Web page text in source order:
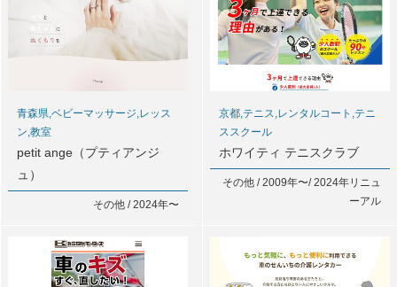
青森県,ベビーマッサージ,レッス
ン,教室
petit ange（プティアンジ
ュ）
その他 / 2024年〜
京都,テニス,レンタルコート,テニ
ススクール
ホワイティ テニスクラブ
その他 / 2009年〜/ 2024年リニュ
ーアル